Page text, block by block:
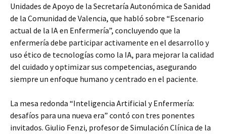
Unidades de Apoyo de la Secretaría Autonómica de Sanidad
de la Comunidad de Valencia, que habló sobre “Escenario
actual de la IA en Enfermería”, concluyendo que la
enfermería debe participar activamente en el desarrollo y
uso ético de tecnologías como la IA, para mejorar la calidad
del cuidado y optimizar sus competencias, asegurando
siempre un enfoque humano y centrado en el paciente.
La mesa redonda “Inteligencia Artificial y Enfermería:
desafíos para una nueva era” contó con tres ponentes
invitados. Giulio Fenzi, profesor de Simulación Clínica de la